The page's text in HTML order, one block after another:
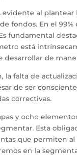
al
fondos. En el 99%
fundamental
está
desarrollar de
la falta de
de ser
correctivas.
y ocho
Esta
que permiten
en la